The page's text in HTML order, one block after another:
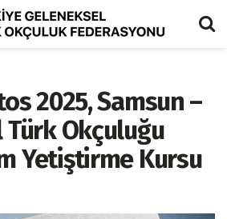
2025, Samsun –
Okçuluğu
Yetiştirme Kursu